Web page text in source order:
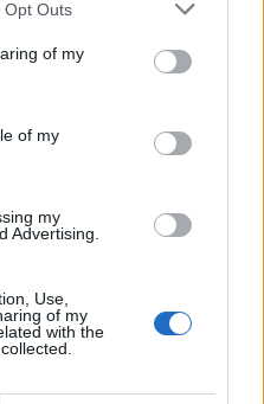
Opt Outs
of my
of my
my
Advertising.
Use,
of my
with the
à 18h
ans : Gratuit
10 ans : 2€
ans : 16,5€
faire à Montpellier ce week